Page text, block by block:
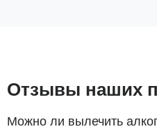
Отзывы наших
Можно ли вылечить